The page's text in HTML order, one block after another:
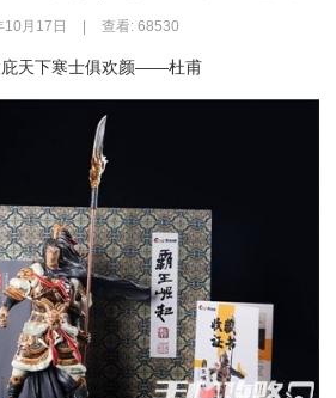
月17日 查看: 68530
天下寒士俱欢颜——杜甫